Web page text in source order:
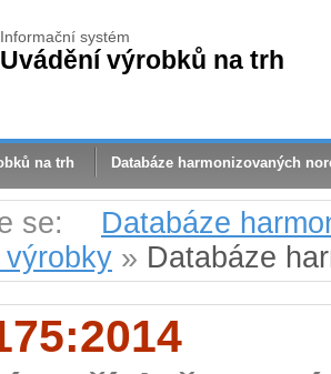
Informační systém
Uvádění výrobků na trh
na trh Databáze harmonizovaných
se:
Databáze
» Databáze